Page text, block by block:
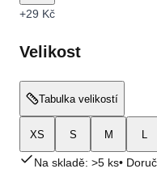
+29 Kč
Velikost
Tabulka velikostí
XS S M L
Na skladě: >5 ks•